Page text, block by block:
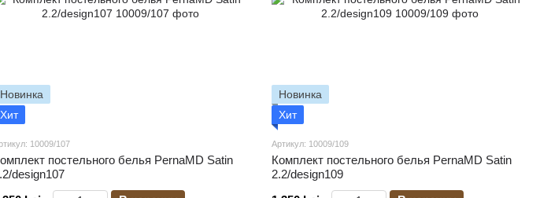
Новинка
Хит
10009/107
постельного белья PernaMD Satin
design107
Новинка
Хит
Артикул: 10009/109
Комплект постельного белья PernaMD Satin
2.2/design109